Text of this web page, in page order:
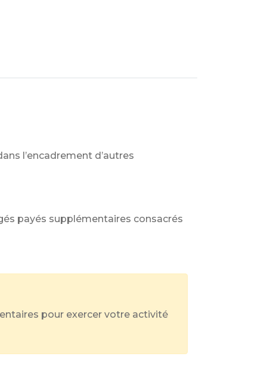
l’encadrement d’autres
payés supplémentaires consacrés
pour exercer votre activité